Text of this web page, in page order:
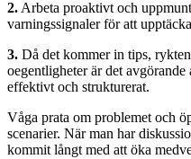
2. Arbeta proaktivt och
varningssignaler för att
3. Då det kommer in tips,
oegentligheter är det
effektivt och strukturerat.
Våga prata om problemet och
scenarier. När man har
kommit långt med att öka